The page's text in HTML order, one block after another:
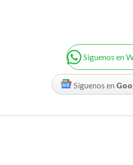
Siguenos en
Síguenos en